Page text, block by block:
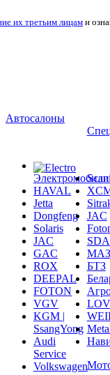
их третьим лицами
Электромобили
HAVAL
Jetta
Dongfeng
Solaris
JAC
GAC
ROX
DEEPAL
FOTON
VGV
KGM |
SsangYong
Audi
Service
Volkswagen
Service
JAC
Foton
МАЗ
БТЗ